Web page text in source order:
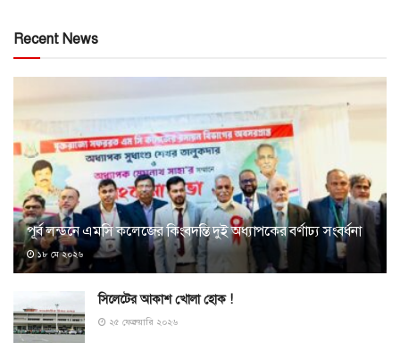
Recent News
পূর্ব লন্ডনে এমসি কলেজের কিংবদন্তি দুই অধ্যাপকের বর্ণাঢ্য সংবর্ধনা
১৮ মে ২০২৬
সিলেটের আকাশ খোলা হোক !
২৫ ফেব্রুয়ারি ২০২৬